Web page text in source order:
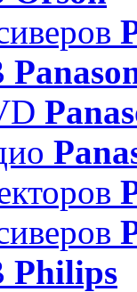
Philips